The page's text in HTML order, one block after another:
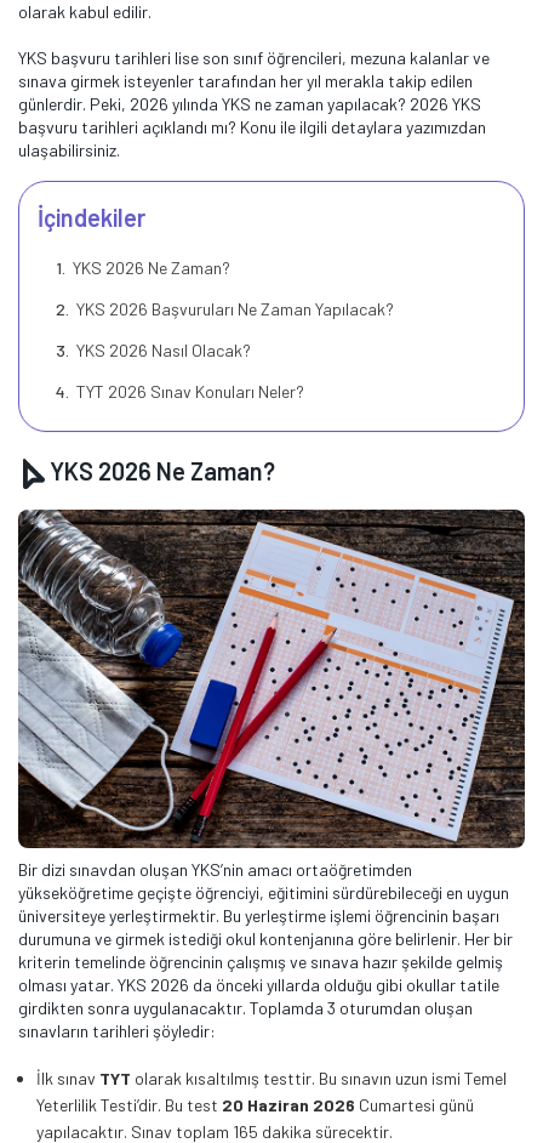
olarak kabul edilir.
YKS başvuru tarihleri lise son sınıf öğrencileri, mezuna kalanlar ve
sınava girmek isteyenler tarafından her yıl merakla takip edilen
günlerdir. Peki, 2026 yılında YKS ne zaman yapılacak? 2026 YKS
başvuru tarihleri açıklandı mı? Konu ile ilgili detaylara yazımızdan
ulaşabilirsiniz.
İçindekiler
YKS 2026 Ne Zaman?
YKS 2026 Başvuruları Ne Zaman Yapılacak?
YKS 2026 Nasıl Olacak?
TYT 2026 Sınav Konuları Neler?
YKS 2026 Ne Zaman?
Bir dizi sınavdan oluşan YKS’nin amacı ortaöğretimden
yükseköğretime geçişte öğrenciyi, eğitimini sürdürebileceği en uygun
üniversiteye yerleştirmektir. Bu yerleştirme işlemi öğrencinin başarı
durumuna ve girmek istediği okul kontenjanına göre belirlenir. Her bir
kriterin temelinde öğrencinin çalışmış ve sınava hazır şekilde gelmiş
olması yatar. YKS 2026 da önceki yıllarda olduğu gibi okullar tatile
girdikten sonra uygulanacaktır. Toplamda 3 oturumdan oluşan
sınavların tarihleri şöyledir:
İlk sınav TYT olarak kısaltılmış testtir. Bu sınavın uzun ismi Temel
Yeterlilik Testi’dir. Bu test 20 Haziran 2026 Cumartesi günü
yapılacaktır. Sınav toplam 165 dakika sürecektir.